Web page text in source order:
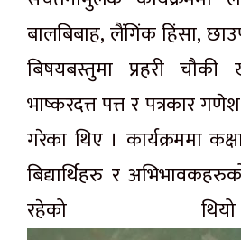
बालबिबाह, लैंगिंक हिंसा,
बिषयबस्तुमा प्रहरी चौकी
भाष्करदत्त पत्त र पत्रकार
गरेका थिए । कार्यक्रममा
बिद्यार्थिहरु र
रहेको